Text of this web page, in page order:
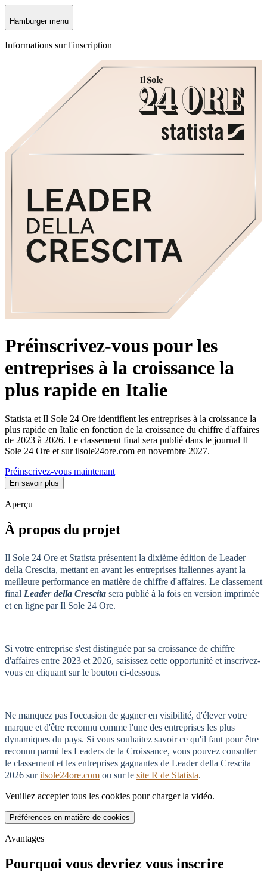
Hamburger menu
Informations sur l'inscription
Préinscrivez-vous pour les
entreprises à la croissance la
plus rapide en Italie
Statista et Il Sole 24 Ore identifient les entreprises à la croissance la
plus rapide en Italie en fonction de la croissance du chiffre d'affaires
de 2023 à 2026. Le classement final sera publié dans le journal Il
Sole 24 Ore et sur ilsole24ore.com en novembre 2027.
Préinscrivez-vous maintenant
En savoir plus
Aperçu
À propos du projet
Il Sole 24 Ore et Statista présentent la dixième édition de Leader
della Crescita, mettant en avant les entreprises italiennes ayant la
meilleure performance en matière de chiffre d'affaires. Le classement
final Leader della Crescita sera publié à la fois en version imprimée
et en ligne par Il Sole 24 Ore.
Si votre entreprise s'est distinguée par sa croissance de chiffre
d'affaires entre 2023 et 2026, saisissez cette opportunité et inscrivez-
vous en cliquant sur le bouton ci-dessous.
Ne manquez pas l'occasion de gagner en visibilité, d'élever votre
marque et d'être reconnu comme l'une des entreprises les plus
dynamiques du pays. Si vous souhaitez savoir ce qu'il faut pour être
reconnu parmi les Leaders de la Croissance, vous pouvez consulter
le classement et les entreprises gagnantes de Leader della Crescita
2026 surilsole24ore.com ou sur le site R de Statista.
Veuillez accepter tous les cookies pour charger la vidéo.
Préférences en matière de cookies
Avantages
Pourquoi vous devriez vous inscrire